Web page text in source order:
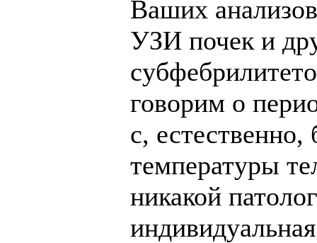
Ваших
УЗИ почек и
говорим о
с,
температуры
никакой